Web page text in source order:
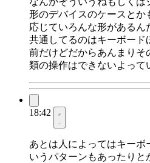
形のデバイスのケースとか
応じていろんな形がある
共通してるのはキーボード
前だけどだからあんまり
類の操作はできないよって
18:42
あとは人によってはキーボ
いうパターンもあったり